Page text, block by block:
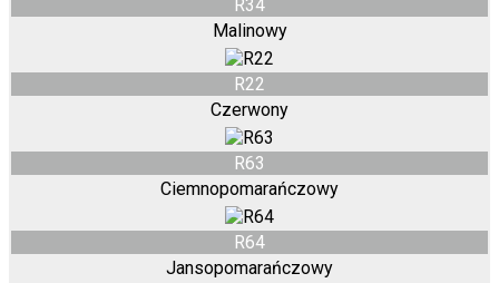
R34
Malinowy
R22
Czerwony
R63
Ciemnopomarańczowy
R64
Jansopomarańczowy